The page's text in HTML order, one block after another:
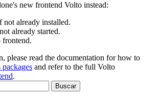
new frontend Volto instead:
not already installed.
already started.
please read the documentation for how to
and refer to the full Volto
.